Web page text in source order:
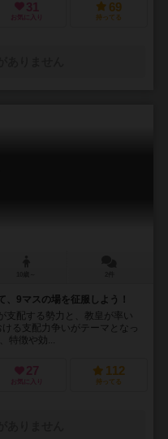
31
お気に入り
69
持ってる
9マスの場を征服しよう！
支配する勢力と、教皇が率い
る支配力争いがテーマとなっ
特徴や効...
27
お気に入り
112
持ってる